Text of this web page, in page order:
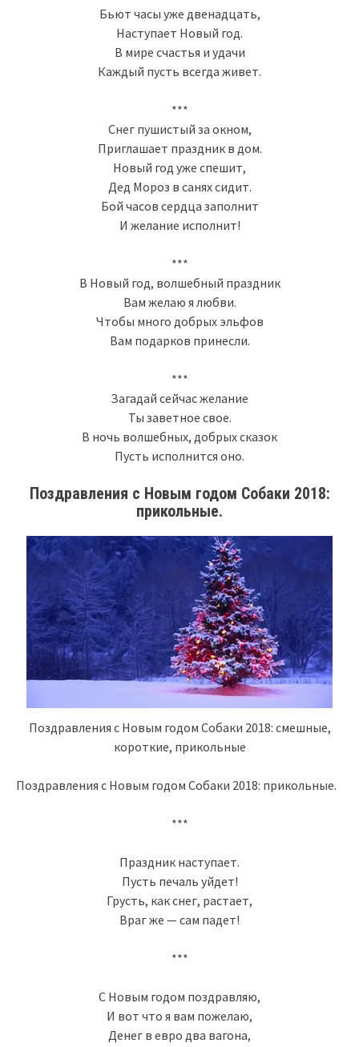
Бьют часы уже двенадцать,
Наступает Новый год.
В мире счастья и удачи
Каждый пусть всегда живет.
***
Снег пушистый за окном,
Приглашает праздник в дом.
Новый год уже спешит,
Дед Мороз в санях сидит.
Бой часов сердца заполнит
И желание исполнит!
***
В Новый год, волшебный праздник
Вам желаю я любви.
Чтобы много добрых эльфов
Вам подарков принесли.
***
Загадай сейчас желание
Ты заветное свое.
В ночь волшебных, добрых сказок
Пусть исполнится оно.
Поздравления с Новым годом Собаки 2018:
прикольные.
Поздравления с Новым годом Собаки 2018: смешные,
короткие, прикольные
Поздравления с Новым годом Собаки 2018: прикольные.
***
Праздник наступает.
Пусть печаль уйдет!
Грусть, как снег, растает,
Враг же — сам падет!
***
С Новым годом поздравляю,
И вот что я вам пожелаю,
Денег в евро два вагона,